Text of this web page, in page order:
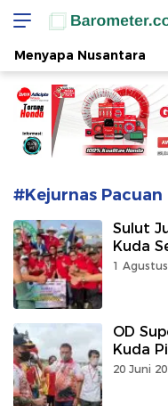
Berita Terkini di
Menyapa Nusantara
#Kejurnas Pacuan
Sulut
Kuda
1
OD
Kuda
20 Juni